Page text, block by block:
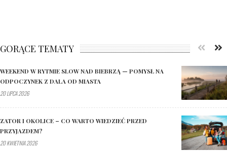
GORĄCE TEMATY
WEEKEND W RYTMIE SLOW NAD BIEBRZĄ — POMYSŁ NA
ODPOCZYNEK Z DALA OD MIASTA
20 LIPCA 2026
ZATOR I OKOLICE – CO WARTO WIEDZIEĆ PRZED
PRZYJAZDEM?
20 KWIETNIA 2026